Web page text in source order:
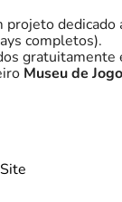
projeto dedicado
completos).
gratuitamente
Museu de